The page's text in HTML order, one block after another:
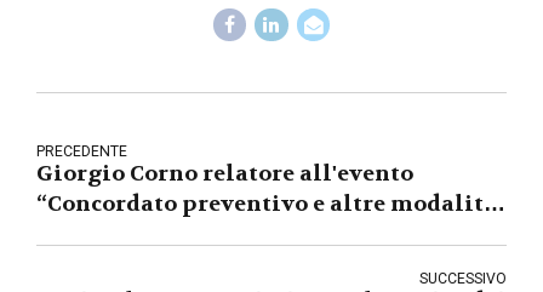
PRECEDENTE
Giorgio Corno relatore all'evento
“Concordato preventivo e altre modalità
SUCCESSIVO